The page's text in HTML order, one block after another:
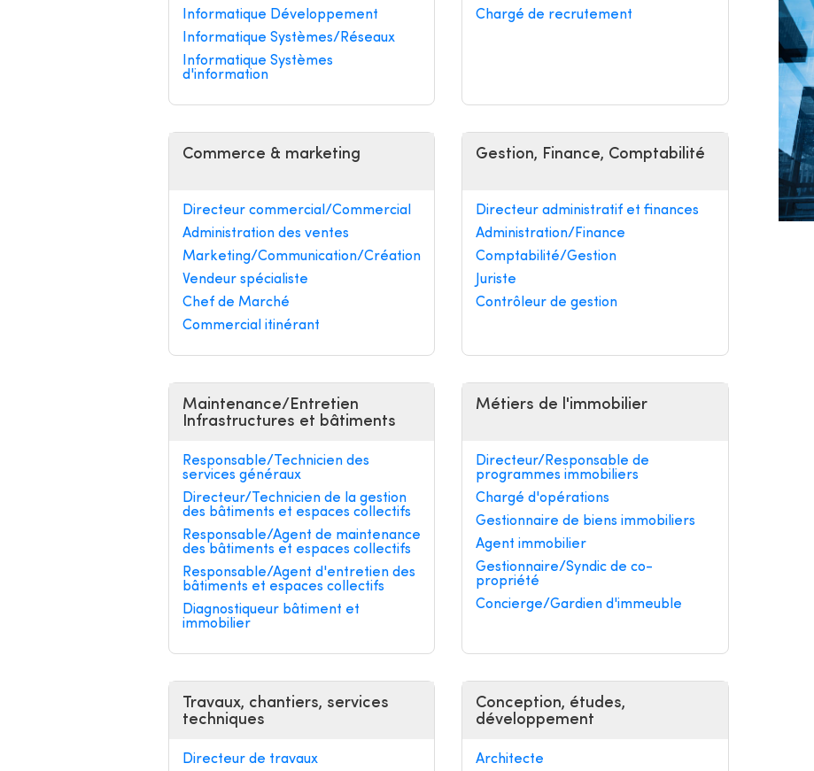
Informatique Développement
Informatique Systèmes/Réseaux
Informatique Systèmes
d'information
Chargé de recrutement
Commerce & marketing
Directeur commercial/Commercial
Administration des ventes
Marketing/Communication/Création
Vendeur spécialiste
Chef de Marché
Commercial itinérant
Gestion, Finance, Comptabilité
Directeur administratif et finances
Administration/Finance
Comptabilité/Gestion
Juriste
Contrôleur de gestion
Maintenance/Entretien
Infrastructures et bâtiments
Responsable/Technicien des
services généraux
Directeur/Technicien de la gestion
des bâtiments et espaces collectifs
Responsable/Agent de maintenance
des bâtiments et espaces collectifs
Responsable/Agent d'entretien des
bâtiments et espaces collectifs
Diagnostiqueur bâtiment et
immobilier
Métiers de l'immobilier
Directeur/Responsable de
programmes immobiliers
Chargé d'opérations
Gestionnaire de biens immobiliers
Agent immobilier
Gestionnaire/Syndic de co-
propriété
Concierge/Gardien d'immeuble
Travaux, chantiers, services
techniques
Directeur de travaux
Conception, études,
développement
Architecte